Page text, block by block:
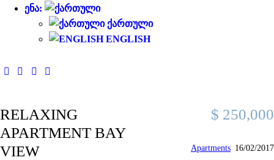
ᲔᲜᲐ:
ᲥᲐᲠᲗᲣᲚᲘ
ENGLISH
RELAXING
APARTMENT BAY
VIEW
$ 250,000
Apartments 16/02/2017